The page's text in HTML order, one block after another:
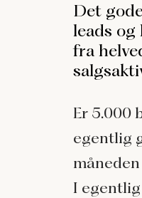
Det
leads
fra
Er 5.000
egentlig
I